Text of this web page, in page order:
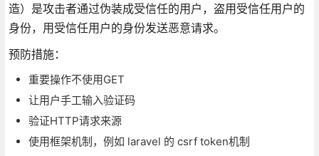
造）是攻击者通过伪装成受信任的用户，盗用受信任用户的
身份，用受信任用户的身份发送恶意请求。
预防措施：
重要操作不使用GET
让用户手工输入验证码
验证HTTP请求来源
使用框架机制，例如 laravel 的 csrf token机制